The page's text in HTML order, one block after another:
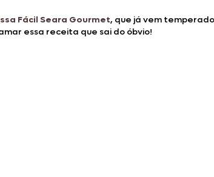
Fácil Seara Gourmet, que já vem
essa receita que sai do óbvio!